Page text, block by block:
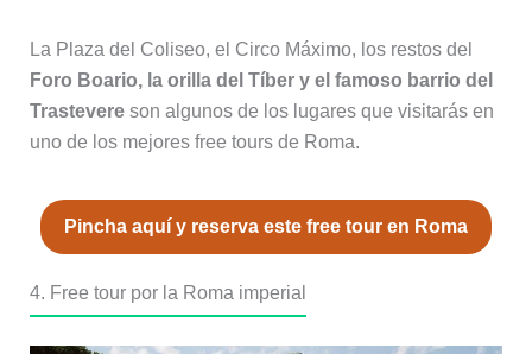
La Plaza del Coliseo, el Circo Máximo, los restos del
Foro Boario, la orilla del Tíber y el famoso barrio del
Trastevereson algunos de los lugares que visitarás en
uno de los mejores free tours de Roma.
Pincha aquí y reserva este free tour en Roma
4. Free tour por la Roma imperial